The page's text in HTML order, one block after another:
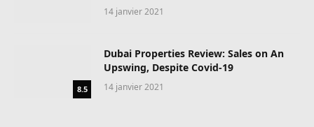
14 janvier 2021
8.5
Dubai Properties Review: Sales on An
Upswing, Despite Covid-19
14 janvier 2021